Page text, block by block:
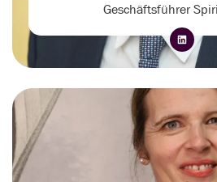
Geschäftsführer